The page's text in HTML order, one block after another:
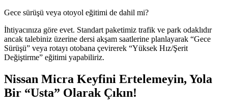
Gece sürüşü veya otoyol eğitimi de dahil mi?
İhtiyacınıza göre evet. Standart paketimiz trafik ve park odaklıdır
ancak talebiniz üzerine dersi akşam saatlerine planlayarak “Gece
Sürüşü” veya rotayı otobana çevirerek “Yüksek Hız/Şerit
Değiştirme” eğitimi yapabiliriz.
Nissan Micra Keyfini Ertelemeyin, Yola
Bir “Usta” Olarak Çıkın!